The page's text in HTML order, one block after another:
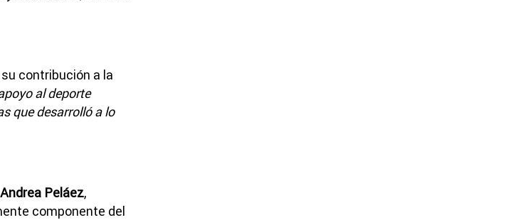
contribución a la
al deporte
que desarrolló a lo
Andrea Peláez,
componente del